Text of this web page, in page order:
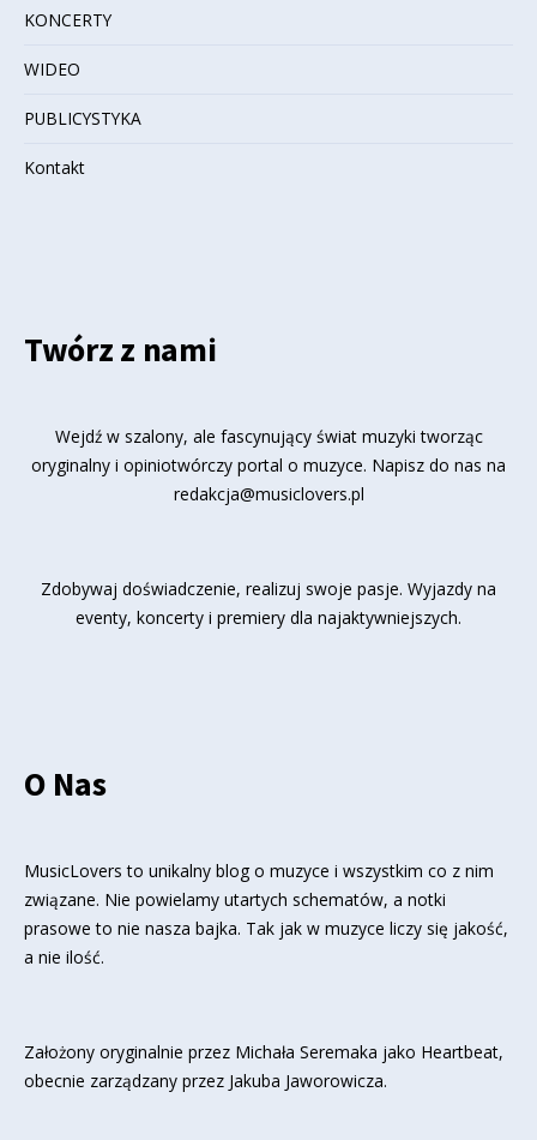
KONCERTY
WIDEO
PUBLICYSTYKA
Kontakt
Twórz z nami
Wejdź w szalony, ale fascynujący świat muzyki tworząc
oryginalny i opiniotwórczy portal o muzyce. Napisz do nas na
redakcja@musiclovers.pl
Zdobywaj doświadczenie, realizuj swoje pasje. Wyjazdy na
eventy, koncerty i premiery dla najaktywniejszych.
O Nas
MusicLovers to unikalny blog o muzyce i wszystkim co z nim
związane. Nie powielamy utartych schematów, a notki
prasowe to nie nasza bajka. Tak jak w muzyce liczy się jakość,
a nie ilość.
Założony oryginalnie przez Michała Seremaka jako Heartbeat,
obecnie zarządzany przez Jakuba Jaworowicza.